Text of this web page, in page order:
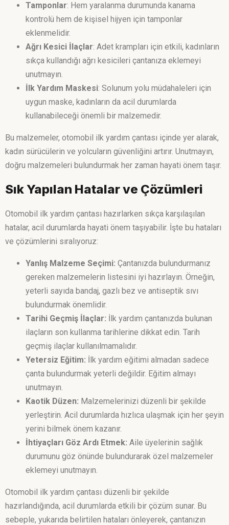
Tamponlar: Hem yaralanma durumunda kanama
kontrolü hem de kişisel hijyen için tamponlar
eklenmelidir.
Ağrı Kesici İlaçlar: Adet krampları için etkili, kadınların
sıkça kullandığı ağrı kesicileri çantanıza eklemeyi
unutmayın.
İlk Yardım Maskesi: Solunum yolu müdahaleleri için
uygun maske, kadınların da acil durumlarda
kullanabileceği önemli bir malzemedir.
Bu malzemeler, otomobil ilk yardım çantası içinde yer alarak,
kadın sürücülerin ve yolcuların güvenliğini artırır. Unutmayın,
doğru malzemeleri bulundurmak her zaman hayati önem taşır.
Sık Yapılan Hatalar ve Çözümleri
Otomobil ilk yardım çantası hazırlarken sıkça karşılaşılan
hatalar, acil durumlarda hayati önem taşıyabilir. İşte bu hataları
ve çözümlerini sıralıyoruz:
Yanlış Malzeme Seçimi: Çantanızda bulundurmanız
gereken malzemelerin listesini iyi hazırlayın. Örneğin,
yeterli sayıda bandaj, gazlı bez ve antiseptik sıvı
bulundurmak önemlidir.
Tarihi Geçmiş İlaçlar: İlk yardım çantanızda bulunan
ilaçların son kullanma tarihlerine dikkat edin. Tarih
geçmiş ilaçlar kullanılmamalıdır.
Yetersiz Eğitim: İlk yardım eğitimi almadan sadece
çanta bulundurmak yeterli değildir. Eğitim almayı
unutmayın.
Kaotik Düzen: Malzemelerinizi düzenli bir şekilde
yerleştirin. Acil durumlarda hızlıca ulaşmak için her şeyin
yerini bilmek önem kazanır.
İhtiyaçları Göz Ardı Etmek: Aile üyelerinin sağlık
durumunu göz önünde bulundurarak özel malzemeler
eklemeyi unutmayın.
Otomobil ilk yardım çantası düzenli bir şekilde
hazırlandığında, acil durumlarda etkili bir çözüm sunar. Bu
sebeple, yukarıda belirtilen hataları önleyerek, çantanızın